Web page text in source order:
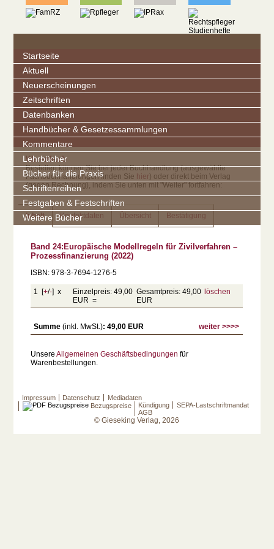
Startseite
Aktuell
Neuerscheinungen
Zeitschriften
Datenbanken
Handbücher & Gesetzessammlungen
Kommentare
Lehrbücher
Bücher für die Praxis
Schriftenreihen
Festgaben & Festschriften
Weitere Bücher
Warenkorb
Bestellen können Sie bei jeder Buchhandlung (ausgewählte
Fachbuchhandlungen finden Sie hier) oder direkt beim Verlag
(gegen Rechnung), indem Sie unten mit "Weiter" fortfahren:
Inhalt Kontaktdaten Übersicht Bestätigung
Band 24:Europäische Modellregeln für Zivilverfahren –
Prozessfinanzierung (2022)
ISBN: 978-3-7694-1276-5
1 [+/-] x
Einzelpreis: 49,00
EUR =
Gesamtpreis: 49,00
EUR
löschen
Summe (inkl. MwSt.): 49,00 EUR weiter >>>>
UnsereAllgemeinen Geschäftsbedingungen für
Warenbestellungen.
Impressum Datenschutz
Mediadaten
Bezugspreise
Kündigung
SEPA-Lastschriftmandat
AGB
© Gieseking Verlag, 2026